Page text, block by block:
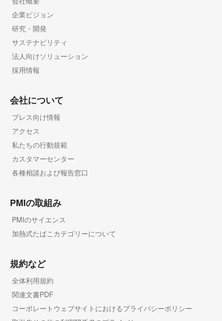
企業ビジョン
研究・開発
サステナビリティ
法人向けソリューション
採用情報
会社について
プレス向け情報
アクセス
私たちの行動規範
カスタマーセンター
各種相談および報告窓口
PMIの取組み
PMIのサイエンス
加熱式たばこカテゴリーについて
規約など
全体利用規約
関連文書PDF
コーポレートウェブサイトにおけるプライバシーポリシー